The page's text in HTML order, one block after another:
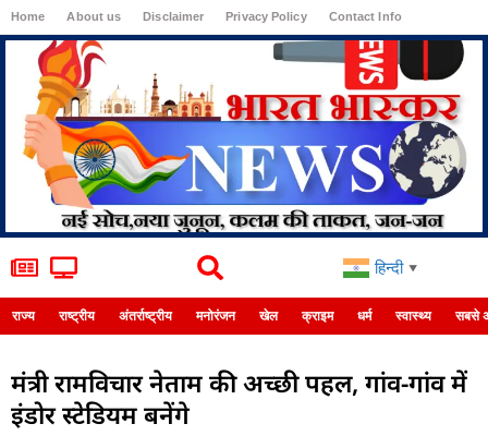
Home About us Disclaimer Privacy Policy Contact Info
हिन्दी ▼
राज्य राष्ट्रीय अंतर्राष्ट्रीय मनोरंजन खेल क्राइम धर्म स्वास्थ्य सबसे
मंत्री रामविचार नेताम की अच्छी पहल, गांव-गांव में
इंडोर स्टेडियम बनेंगे